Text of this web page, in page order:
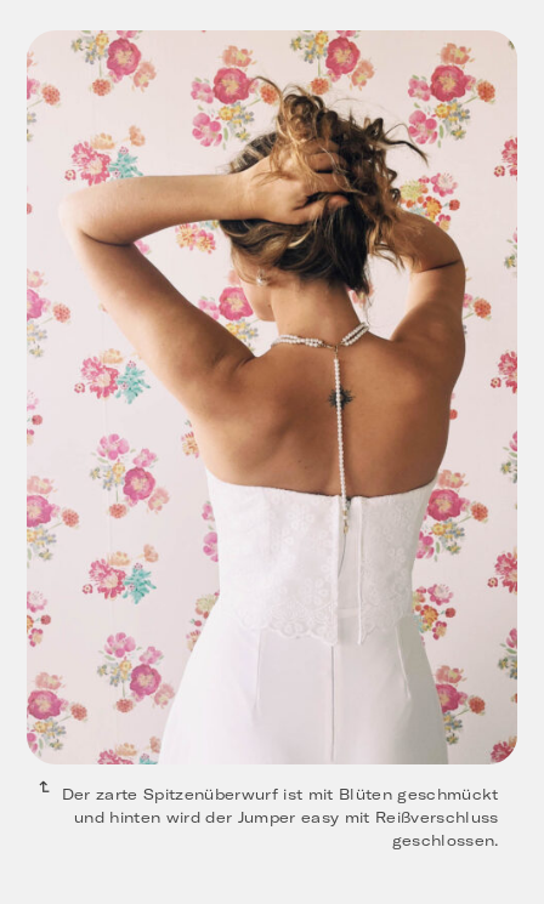
Der zarte Spitzenüberwurf ist mit Blüten geschmückt
und hinten wird der Jumper easy mit Reißverschluss
geschlossen.